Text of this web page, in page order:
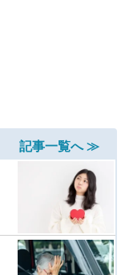
記事一覧へ ≫